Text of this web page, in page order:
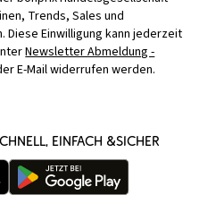
Trends, Sales und
Einwilligung kann jederzeit
Newsletter Abmeldung -
E-Mail widerrufen werden.
EINFACH &SICHER